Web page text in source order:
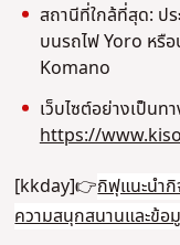
สถานีที่ใกล้ที่สุด: ป
บนรถไฟ Yoro หรื
Komano
เว็บไซต์อย่างเป็นท
https://
[kkday]👉กิฟุแนะนํา
ความสนุกสนานและข้อ